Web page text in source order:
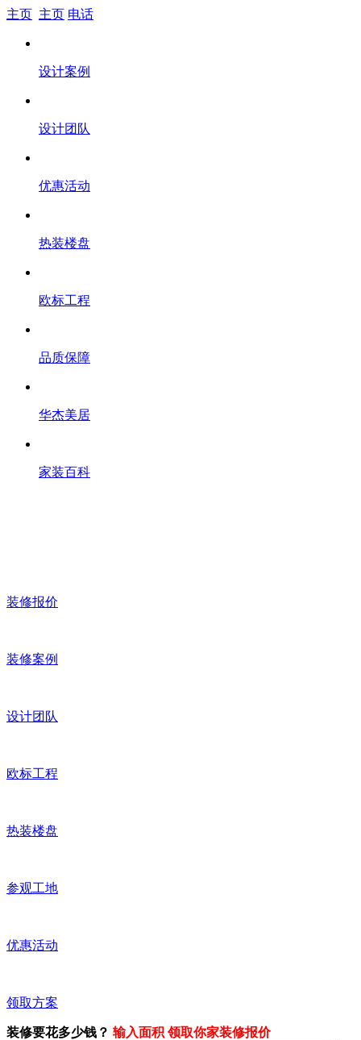
主页 主页 电话
设计案例
设计团队
优惠活动
热装楼盘
欧标工程
品质保障
华杰美居
家装百科
装修报价
装修案例
设计团队
欧标工程
热装楼盘
参观工地
优惠活动
领取方案
装修要花多少钱？ 输入面积 领取你家装修报价